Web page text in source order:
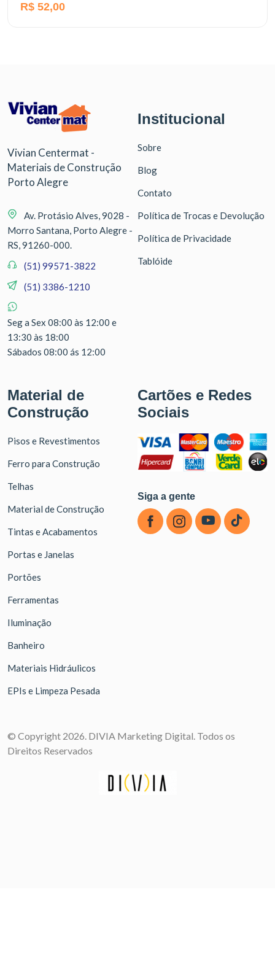
R$ 52,00
Vivian Centermat -
Materiais de Construção
Porto Alegre
Av. Protásio Alves, 9028 -
Morro Santana, Porto Alegre -
RS, 91260-000.
(51) 99571-3822
(51) 3386-1210
Seg a Sex 08:00 às 12:00 e
13:30 às 18:00
Sábados 08:00 ás 12:00
Institucional
Sobre
Blog
Contato
Política de Trocas e Devolução
Política de Privacidade
Tablóide
Material de
Construção
Pisos e Revestimentos
Ferro para Construção
Telhas
Material de Construção
Tintas e Acabamentos
Portas e Janelas
Portões
Ferramentas
Iluminação
Banheiro
Materiais Hidráulicos
EPIs e Limpeza Pesada
Cartões e Redes
Sociais
Siga a gente
© Copyright 2026. DIVIA Marketing Digital. Todos os
Direitos Reservados